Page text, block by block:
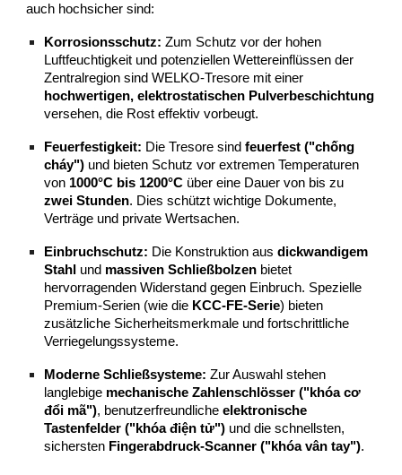
auch hochsicher sind:
Korrosionsschutz: Zum Schutz vor der hohen
Luftfeuchtigkeit und potenziellen Wettereinflüssen der
Zentralregion sind WELKO-Tresore mit einer
hochwertigen, elektrostatischen Pulverbeschichtung
versehen, die Rost effektiv vorbeugt.
Feuerfestigkeit: Die Tresore sindfeuerfest ("chống
cháy") und bieten Schutz vor extremen Temperaturen
von 1000°C bis 1200°C über eine Dauer von bis zu
zwei Stunden. Dies schützt wichtige Dokumente,
Verträge und private Wertsachen.
Einbruchschutz: Die Konstruktion ausdickwandigem
Stahl und massiven Schließbolzen bietet
hervorragenden Widerstand gegen Einbruch. Spezielle
Premium-Serien (wie die KCC-FE-Serie) bieten
zusätzliche Sicherheitsmerkmale und fortschrittliche
Verriegelungssysteme.
Moderne Schließsysteme: Zur Auswahl stehen
langlebige mechanische Zahlenschlösser ("khóa cơ
đổi mã"), benutzerfreundlicheelektronische
Tastenfelder ("khóa điện tử") und die schnellsten,
sichersten Fingerabdruck-Scanner ("khóa vân tay").